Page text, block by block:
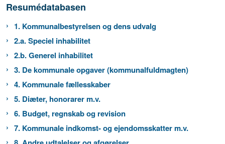
Resumédatabasen
1. Kommunalbestyrelsen og dens udvalg
2.a. Speciel inhabilitet
2.b. Generel inhabilitet
3. De kommunale opgaver (kommunalfuldmagten)
4. Kommunale fællesskaber
5. Diæter, honorarer m.v.
6. Budget, regnskab og revision
7. Kommunale indkomst- og ejendomsskatter m.v.